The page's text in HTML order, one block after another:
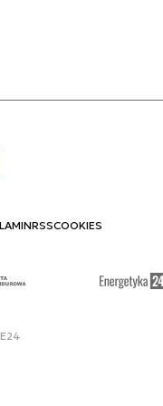
RSSCOOKIES